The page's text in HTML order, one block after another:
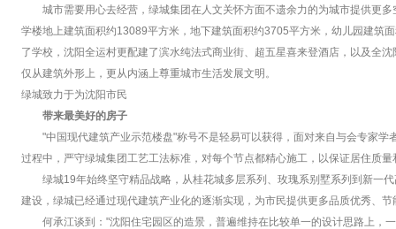
城市需要用心去经营，绿城集团在人文关怀方面不遗余力的为城市提供更
学楼地上建筑面积约13089平方米，地下建筑面积约3705平方米，幼儿园建筑
了学校，沈阳全运村更配建了滨水纯法式商业街、超五星喜来登酒店，以及
仅从建筑外形上，更从内涵上尊重城市生活发展文明。
绿城致力于为沈阳市民
带来最美好的房子
"中国现代建筑产业示范楼盘"称号不是轻易可以获得，面对来自与会专家
过程中，严守绿城集团工艺工法标准，对每个节点都精心施工，以保证居住质量
绿城19年始终坚守精品战略，从桂花城多层系列、玫瑰系别墅系列到新
建设，绿城已经通过现代建筑产业化的逐渐实现，为市民提供更多品质优秀、
何承江谈到："沈阳住宅园区的造景，普遍维持在比较单一的设计思路上